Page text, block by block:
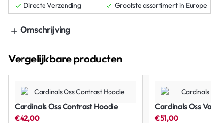
Directe Verzending
Grootste assortiment in Europe
Omschrijving
Vergelijkbare producten
Cardinals Oss Contrast Hoodie
€42,00
Cardinals Oss
€51,00